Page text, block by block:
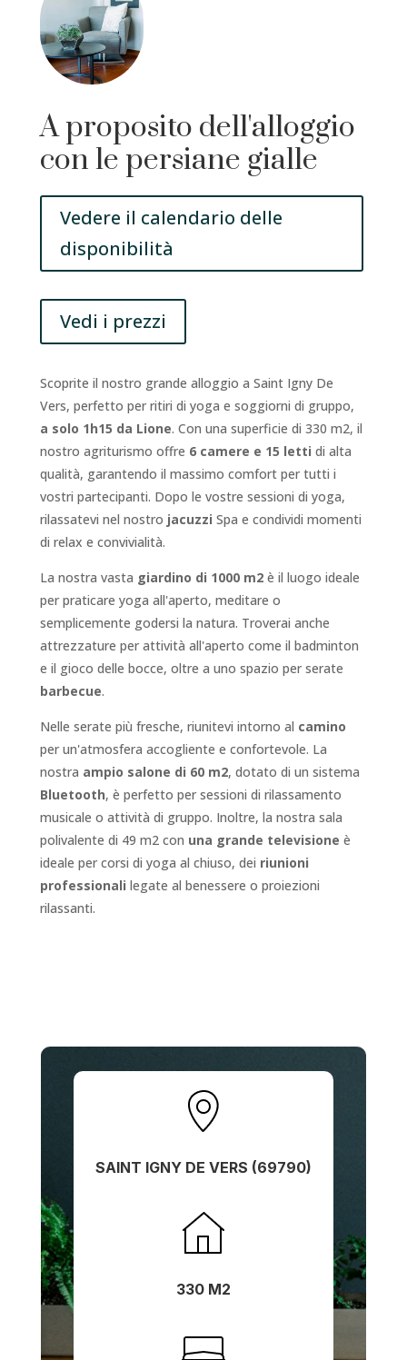
A proposito dell'alloggio
con le persiane gialle
Vedere il calendario delle
disponibilità
Vedi i prezzi
Scoprite il nostro grande alloggio a Saint Igny De
Vers, perfetto per ritiri di yoga e soggiorni di gruppo,
a solo 1h15 da Lione. Con una superficie di 330 m2, il
nostro agriturismo offre 6 camere e 15 letti di alta
qualità, garantendo il massimo comfort per tutti i
vostri partecipanti. Dopo le vostre sessioni di yoga,
rilassatevi nel nostro jacuzzi Spa e condividi momenti
di relax e convivialità.
La nostra vasta giardino di 1000 m2 è il luogo ideale
per praticare yoga all'aperto, meditare o
semplicemente godersi la natura. Troverai anche
attrezzature per attività all'aperto come il badminton
e il gioco delle bocce, oltre a uno spazio per serate
barbecue.
Nelle serate più fresche, riunitevi intorno al camino
per un'atmosfera accogliente e confortevole. La
nostra ampio salone di 60 m2, dotato di un sistema
Bluetooth, è perfetto per sessioni di rilassamento
musicale o attività di gruppo. Inoltre, la nostra sala
polivalente di 49 m2 con una grande televisione è
ideale per corsi di yoga al chiuso, dei riunioni
professionali legate al benessere o proiezioni
rilassanti.
SAINT IGNY DE VERS (69790)
330 M2